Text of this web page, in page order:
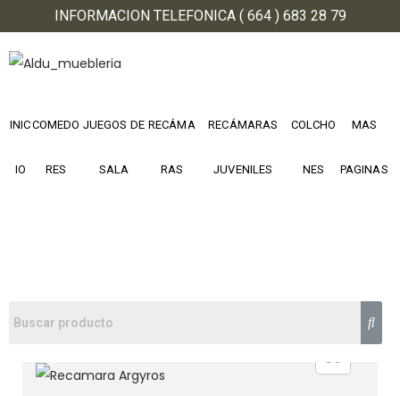
INFORMACION TELEFONICA ( 664 ) 683 28 79
INIC
IO
COMEDO
RES
JUEGOS DE
SALA
RECÁMA
RAS
RECÁMARAS
JUVENILES
COLCHO
NES
MAS
PAGINAS